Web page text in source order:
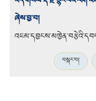
ཞེས་བྱ་བ།
བསྐང་བ།